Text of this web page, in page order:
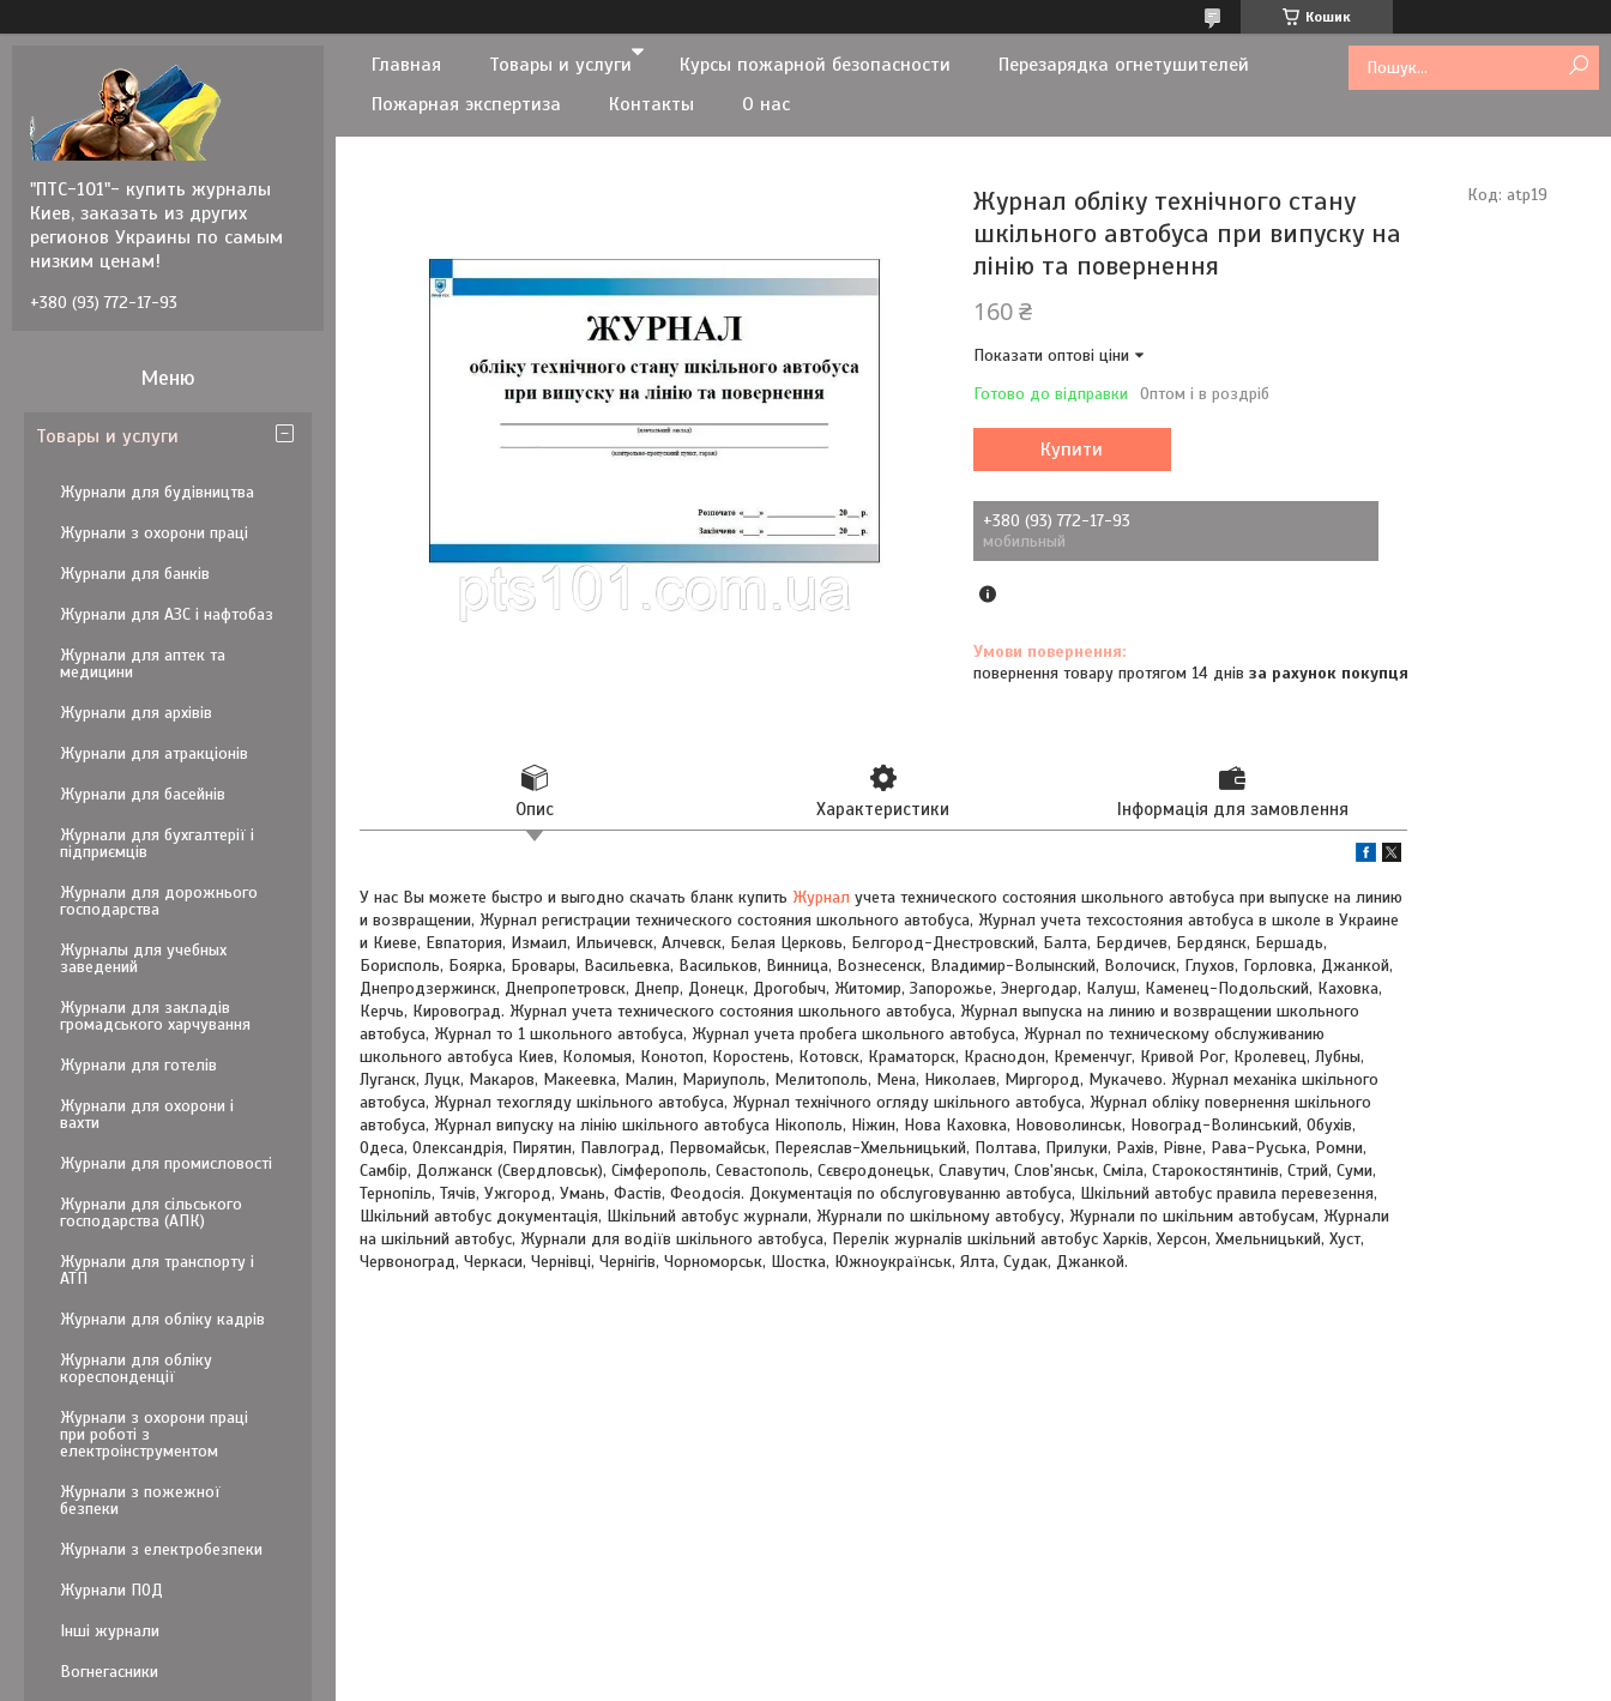
Кошик
Главная Товары и услуги Курсы пожарной безопасности
Перезарядка огнетушителей
Пожарная экспертиза
Контакты О нас
Журнал обліку технічного стану
шкільного автобуса при випуску на
лінію та повернення
160 ₴
Показати оптові ціни
Готово до відправки
Оптом і в роздріб
Код: atp19
Купити
+380 (93) 772-17-93
мобильный
повернення товару протягом 14 днів за рахунок покупця
Опис Характеристики Інформація для замовлення
У нас Вы можете быстро и выгодно скачать бланк купить Журнал учета технического состояния школьного автобуса при выпуске на линию
и возвращении, Журнал регистрации технического состояния школьного автобуса, Журнал учета техсостояния автобуса в школе в Украине
и Киеве, Евпатория, Измаил, Ильичевск, Алчевск, Белая Церковь, Белгород-Днестровский, Балта, Бердичев, Бердянск, Бершадь,
Борисполь, Боярка, Бровары, Васильевка, Васильков, Винница, Вознесенск, Владимир-Волынский, Волочиск, Глухов, Горловка, Джанкой,
Днепродзержинск, Днепропетровск, Днепр, Донецк, Дрогобыч, Житомир, Запорожье, Энергодар, Калуш, Каменец-Подольский, Каховка,
Керчь, Кировоград. Журнал учета технического состояния школьного автобуса, Журнал выпуска на линию и возвращении школьного
автобуса, Журнал то 1 школьного автобуса, Журнал учета пробега школьного автобуса, Журнал по техническому обслуживанию
школьного автобуса Киев, Коломыя, Конотоп, Коростень, Котовск, Краматорск, Краснодон, Кременчуг, Кривой Рог, Кролевец, Лубны,
Луганск, Луцк, Макаров, Макеевка, Малин, Мариуполь, Мелитополь, Мена, Николаев, Миргород, Мукачево. Журнал механіка шкільного
автобуса, Журнал техогляду шкільного автобуса, Журнал технічного огляду шкільного автобуса, Журнал обліку повернення шкільного
автобуса, Журнал випуску на лінію шкільного автобуса Нікополь, Ніжин, Нова Каховка, Нововолинськ, Новоград-Волинський, Обухів,
Одеса, Олександрія, Пирятин, Павлоград, Первомайськ, Переяслав-Хмельницький, Полтава, Прилуки, Рахів, Рівне, Рава-Руська, Ромни,
Самбір, Должанск (Свердловськ), Сімферополь, Севастополь, Сєвєродонецьк, Славутич, Слов'янськ, Сміла, Старокостянтинів, Стрий, Суми,
Тернопіль, Тячів, Ужгород, Умань, Фастів, Феодосія. Документація по обслуговуванню автобуса, Шкільний автобус правила перевезення,
Шкільний автобус документація, Шкільний автобус журнали, Журнали по шкільному автобусу, Журнали по шкільним автобусам, Журнали
на шкільний автобус, Журнали для водіїв шкільного автобуса, Перелік журналів шкільний автобус Харків, Херсон, Хмельницький, Хуст,
Червоноград, Черкаси, Чернівці, Чернігів, Чорноморськ, Шостка, Южноукраїнськ, Ялта, Судак, Джанкой.
"ПТС-101"- купить журналы
Киев, заказать из других
регионов Украины по самым
низким ценам!
+380 (93) 772-17-93
Товары и услуги
Журнали для будівництва
Журнали з охорони праці
Журнали для банків
Журнали для АЗС і нафтобаз
Журнали для аптек та
медицини
Журнали для архівів
Журнали для атракціонів
Журнали для басейнів
Журнали для бухгалтерії і
підприємців
Журнали для дорожнього
господарства
Журналы для учебных
заведений
Журнали для закладів
громадського харчування
Журнали для готелів
Журнали для охорони і
вахти
Журнали для промисловості
Журнали для сільського
господарства (АПК)
Журнали для транспорту і
АТП
Журнали для обліку кадрів
Журнали для обліку
кореспонденції
Журнали з охорони праці
при роботі з
електроінструментом
Журнали з пожежної
безпеки
Журнали з електробезпеки
Журнали ПОД
Інші журнали
Вогнегасники